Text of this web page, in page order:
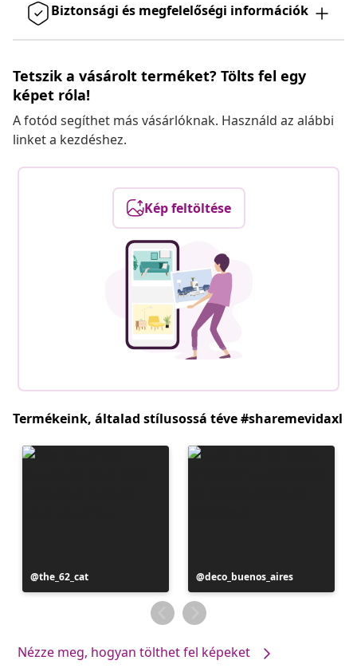
Biztonsági és megfelelőségi információk
Tetszik a vásárolt terméket? Tölts fel egy
képet róla!
A fotód segíthet más vásárlóknak. Használd az alábbi
linket a kezdéshez.
Kép feltöltése
Termékeink, általad stílusossá téve #sharemevidaxl
Bejegyzés
közzétevője
the_62_cat
Bejegyzés
közzétevője
deco_buenos_aires
Nézze meg, hogyan tölthet fel képeket